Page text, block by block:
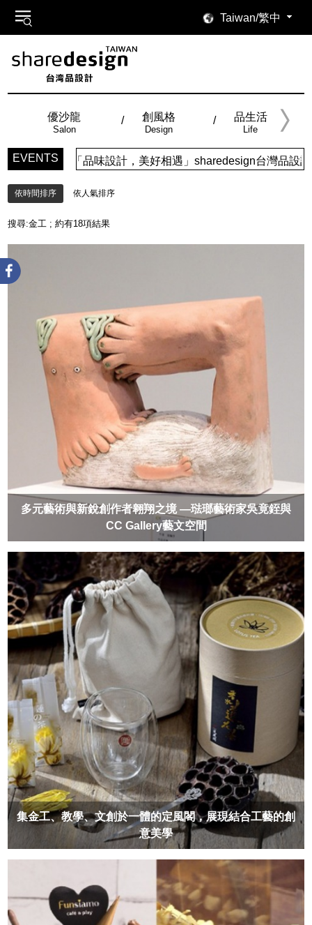
Taiwan/繁中
優沙龍
Salon
創風格
Design
品生活
Life
EVENTS
品味設計，美好相遇」sharedesign台灣品設計，五大特色主
依時間排序 依人氣排序
搜尋:金工 ; 約有18項結果
多元藝術與新銳創作者翱翔之境 —琺瑯藝術家吳竟銍與
CC Gallery藝文空間
集金工、教學、文創於一體的定風閣，展現結合工藝的創
意美學